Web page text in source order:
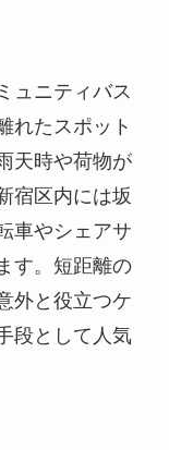
ュニティバス
れたスポット
天時や荷物が
宿区内には坂
車やシェアサ
す。短距離の
外と役立つケ
段として人気